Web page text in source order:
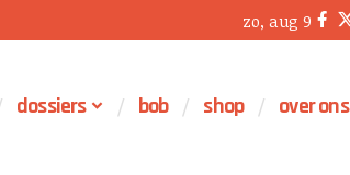
zo, aug 9
dossiers bob shop over ons